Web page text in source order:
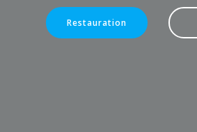
Restauration